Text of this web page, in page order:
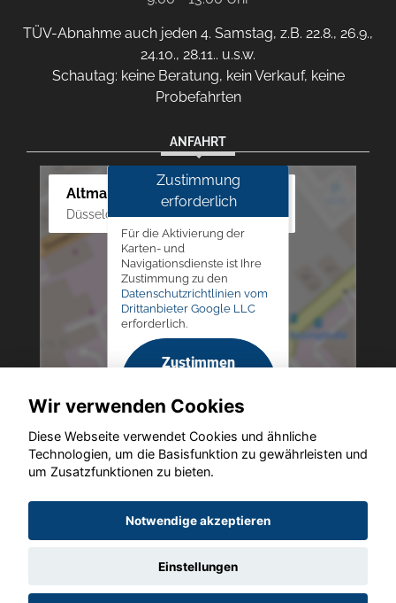
TÜV-Abnahme auch jeden 4. Samstag, z.B. 22.8., 26.9.,
24.10., 28.11.. u.s.w.
Schautag: keine Beratung, kein Verkauf, keine
Probefahrten
ANFAHRT
Altmann Autoland
Düsseldorfer Str. 69 - 79, 42781 Haan
Zustimmung
erforderlich
Für die Aktivierung der
Karten- und
Navigationsdienste ist Ihre
Zustimmung zu den
Datenschutzrichtlinien vom
Drittanbieter Google LLC
erforderlich.
Zustimmen
aktivieren
Copyright © 2026. Altmann Autoland
Wir verwenden Cookies
Diese Webseite verwendet Cookies und ähnliche
Technologien, um die Basisfunktion zu gewährleisten und
um Zusatzfunktionen zu bieten.
Notwendige akzeptieren
Einstellungen